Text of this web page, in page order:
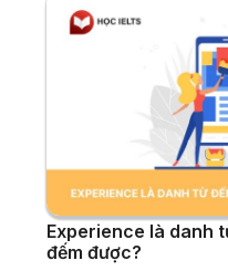
Experience là danh
đếm được?